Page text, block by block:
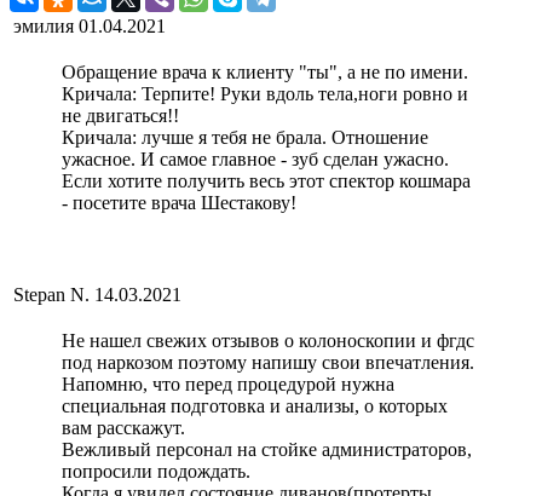
эмилия 01.04.2021
Обращение врача к клиенту "ты", а не по имени.
Кричала: Терпите! Руки вдоль тела,ноги ровно и
не двигаться!!
Кричала: лучше я тебя не брала. Отношение
ужасное. И самое главное - зуб сделан ужасно.
Если хотите получить весь этот спектор кошмара
- посетите врача Шестакову!
Stepan N. 14.03.2021
Не нашел свежих отзывов о колоноскопии и фгдс
под наркозом поэтому напишу свои впечатления.
Напомню, что перед процедурой нужна
специальная подготовка и анализы, о которых
вам расскажут.
Вежливый персонал на стойке администраторов,
попросили подождать.